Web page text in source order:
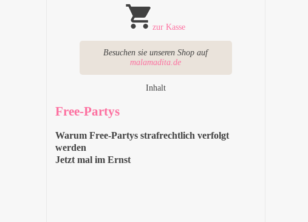
zur Kasse
Besuchen sie unseren Shop auf
malamadita.de
Inhalt
Free-Partys
Warum Free-Partys strafrechtlich verfolgt
werden
Jetzt mal im Ernst